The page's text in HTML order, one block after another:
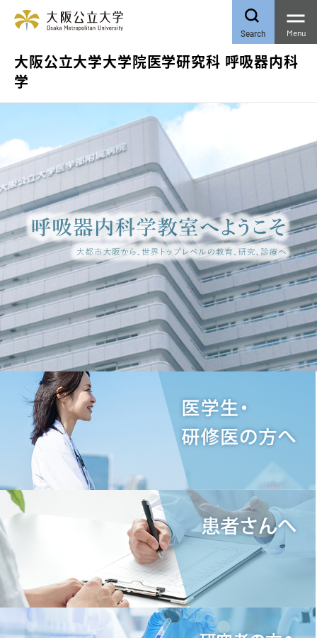
大阪公立大学大学院医学研究科 呼吸器内科
学
Search Menu